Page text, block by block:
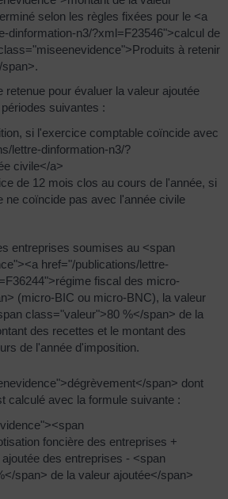
selon les règles fixées pour le <a
dinformation-n3/?xml=F23546">calcul de
à retenir
retenue pour évaluer la valeur ajoutée
suivantes :
si l'exercice comptable coïncide avec
lettre-dinformation-n3/?
civile</a>
de 12 mois clos au cours de l'année, si
ne coïncide pas avec l'année civile
entreprises soumises au <span
href="/publications/lettre-
fiscal des micro-
(micro-BIC ou micro-BNC), la valeur
class="valeur">80 %</span> de la
des recettes et le montant des
de l'année d'imposition.
span> dont
calculé avec la formule suivante :
foncière des entreprises +
des entreprises - <span
span> de la valeur ajoutée</span>